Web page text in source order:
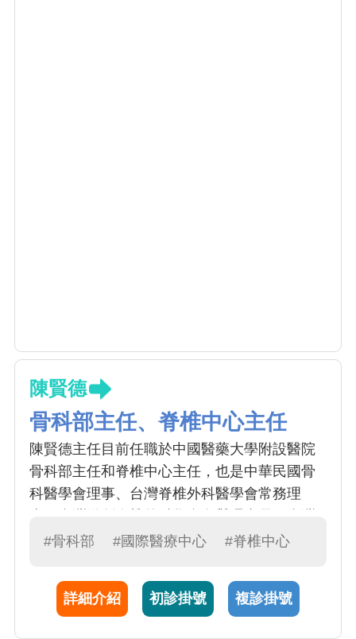
陳賢德
骨科部主任、脊椎中心主任
陳賢德主任目前任職於中國醫藥大學附設醫院
骨科部主任和脊椎中心主任，也是中華民國骨
科醫學會理事、台灣脊椎外科醫學會常務理
神經修復暨再生學會常務理事以及台灣電腦輔
側彎駝背矯正手術、脊椎退化、脊椎外傷和脊
椎腫瘤手術治療，特別專精於微創脊椎手術。
#骨科部 #國際醫療中心 #脊椎中心
詳細介紹 初診掛號 複診掛號